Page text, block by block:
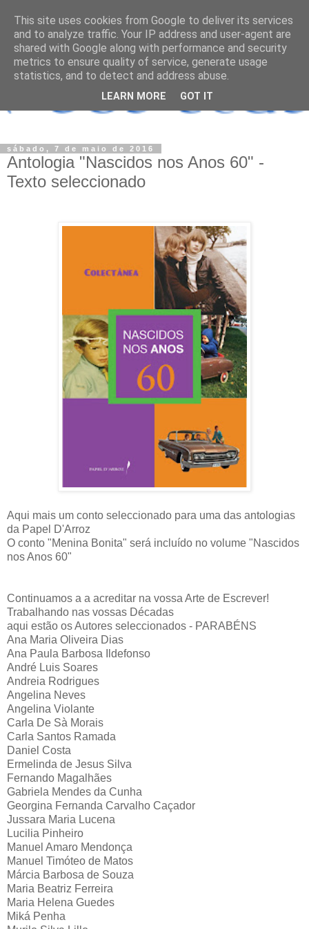
sábado, 7 de maio de 2016
Antologia "Nascidos nos Anos 60" -
Texto seleccionado
Aqui mais um conto seleccionado para uma das antologias
da Papel D'Arroz
O conto "Menina Bonita" será incluído no volume "Nascidos
nos Anos 60"
Continuamos a a acreditar na vossa Arte de Escrever!
Trabalhando nas vossas Décadas
aqui estão os Autores seleccionados - PARABÉNS
Ana Maria Oliveira Dias
Ana Paula Barbosa Ildefonso
André Luis Soares
Andreia Rodrigues
Angelina Neves
Angelina Violante
Carla De Sà Morais
Carla Santos Ramada
Daniel Costa
Ermelinda de Jesus Silva
Fernando Magalhães
Gabriela Mendes da Cunha
Georgina Fernanda Carvalho Caçador
Jussara Maria Lucena
Lucilia Pinheiro
Manuel Amaro Mendonça
Manuel Timóteo de Matos
Márcia Barbosa de Souza
Maria Beatriz Ferreira
Maria Helena Guedes
Miká Penha
This site uses cookies from Google to deliver its services
and to analyze traffic. Your IP address and user-agent are
shared with Google along with performance and security
metrics to ensure quality of service, generate usage
statistics, and to detect and address abuse.
LEARN MORE GOT IT